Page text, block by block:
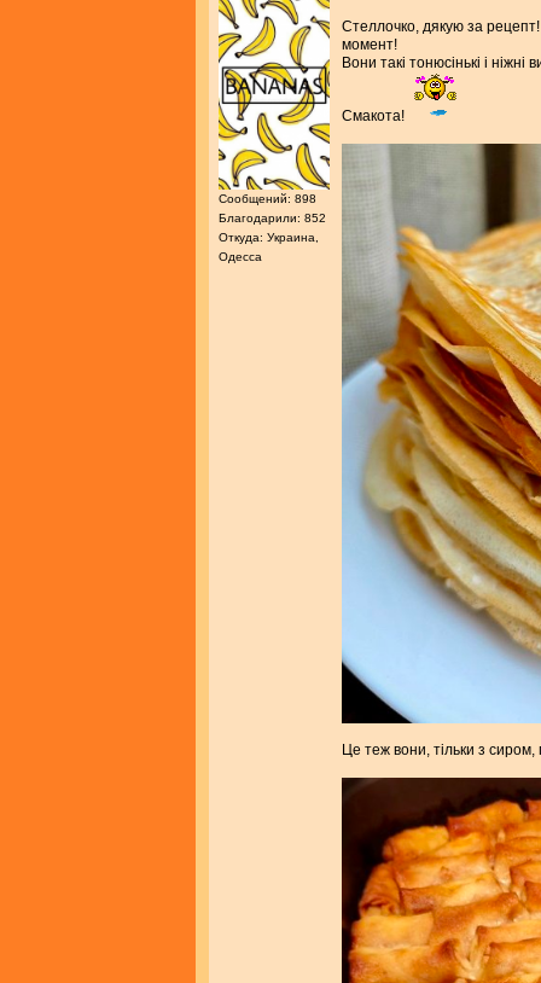
Сообщений: 898
Благодарили: 852
Откуда: Украина,
Одесса
Стеллочко, дякую за
момент!
Вони такі тонюсінькі і
Смакота!
Це теж вони, тільки з